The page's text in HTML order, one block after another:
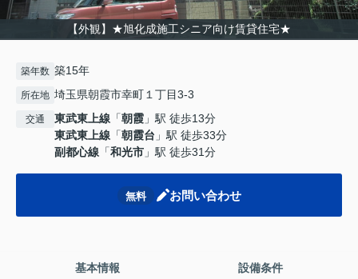
【外観】★旭化成施工シニア向け賃貸住宅★
築年数 築15年
所在地 埼玉県朝霞市幸町１丁目3-3
交通 東武東上線 「朝霞 」駅 徒歩13分
東武東上線 「朝霞台 」駅 徒歩33分
副都心線 「和光市 」駅 徒歩31分
無料 お問い合わせ
基本情報 設備条件